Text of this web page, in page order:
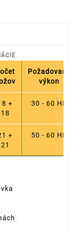
Požadovaný
výkon
+
18
30 - 60 HP
+
21
50 - 60 HP